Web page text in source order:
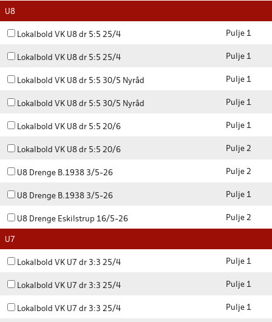
U8
Lokalbold VK U8 dr 5:5 25/4 Pulje 1
Lokalbold VK U8 dr 5:5 25/4 Pulje 1
Lokalbold VK U8 dr 5:5 30/5 Nyråd Pulje 1
Lokalbold VK U8 dr 5:5 30/5 Nyråd Pulje 1
Lokalbold VK U8 dr 5:5 20/6 Pulje 1
Lokalbold VK U8 dr 5:5 20/6 Pulje 2
U8 Drenge B.1938 3/5-26 Pulje 2
U8 Drenge B.1938 3/5-26 Pulje 1
U8 Drenge Eskilstrup 16/5-26 Pulje 2
U7
Lokalbold VK U7 dr 3:3 25/4 Pulje 1
Lokalbold VK U7 dr 3:3 25/4 Pulje 1
Lokalbold VK U7 dr 3:3 25/4 Pulje 1